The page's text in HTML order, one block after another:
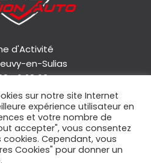
d'Activité
en-Sulias
46 28 63
nous ?
services
véhicules
sur notre site Internet
expérience utilisateur en
et votre nombre de
accepter", vous consentez
Cependant, vous
Cookies" pour donner un